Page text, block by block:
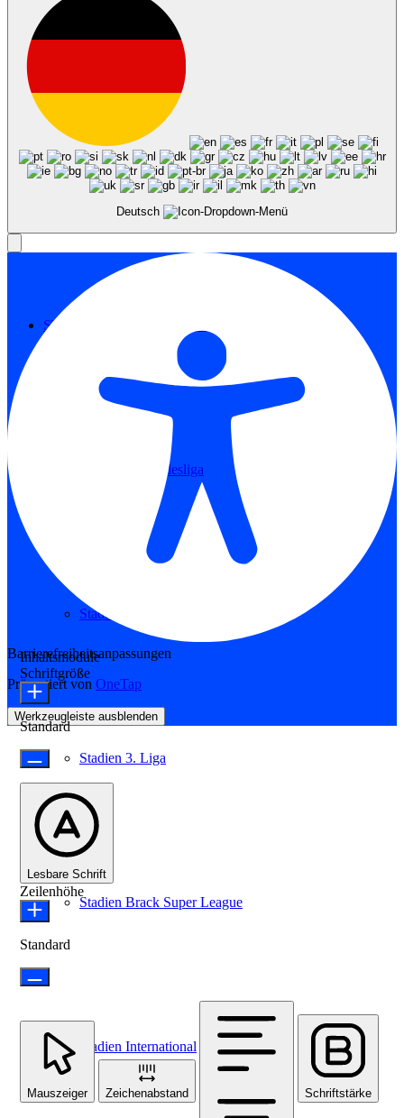
Ergebnisse Brack Super League
LOUNGE
STADIEN & REISEFÜHRER
Stadien 1. Bundesliga
Stadien 2. Bundesliga
Stadien 3. Liga
Stadien Brack Super League
Stadien International
Deutsch
Barrierefreiheitsanpassungen
Präsentiert von OneTap
Werkzeugleiste ausblenden
Inhaltsmodule
Schriftgröße
Standard
Lesbare Schrift
Zeilenhöhe
Standard
Mauszeiger Zeichenabstand Schriftstärke